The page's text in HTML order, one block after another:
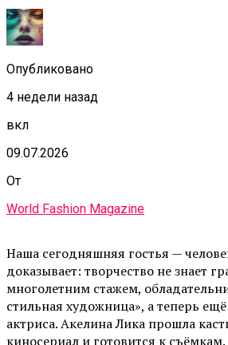
Опубликовано
4 недели назад
вкл
09.07.2026
От
World Fashion Magazine
Наша сегодняшняя гостья —
доказывает: творчество не знает
многолетним стажем,
стильная художница», а теперь
актриса. Акелина Лика прошла
киносериал и готовится к съёмкам.